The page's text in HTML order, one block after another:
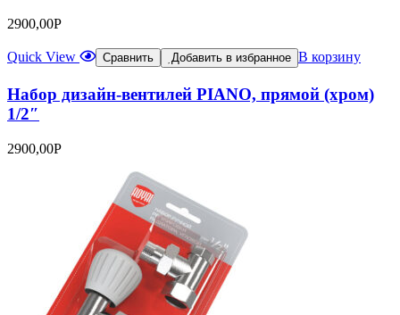
2900,00Р
Quick View Сравнить Добавить в избранное В корзину
Набор дизайн-вентилей PIANO, прямой (хром)
1/2″
2900,00Р